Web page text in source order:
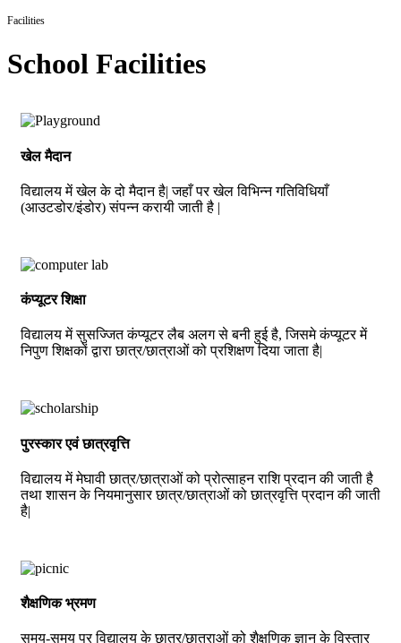
Facilities
School Facilities
खेल मैदान
विद्यालय में खेल के दो मैदान है| जहाँ पर खेल विभिन्न गतिविधियाँ
(आउटडोर/इंडोर) संपन्न करायी जाती है |
कंप्यूटर शिक्षा
विद्यालय में सुसज्जित कंप्यूटर लैब अलग से बनी हुई है, जिसमे कंप्यूटर में
निपुण शिक्षकों द्वारा छात्र/छात्राओं को प्रशिक्षण दिया जाता है|
पुरस्कार एवं छात्रवृत्ति
विद्यालय में मेघावी छात्र/छात्राओं को प्रोत्साहन राशि प्रदान की जाती है
तथा शासन के नियमानुसार छात्र/छात्राओं को छात्रवृत्ति प्रदान की जाती
है|
शैक्षणिक भ्रमण
समय-समय पर विद्यालय के छात्र/छात्राओं को शैक्षणिक ज्ञान के विस्तार